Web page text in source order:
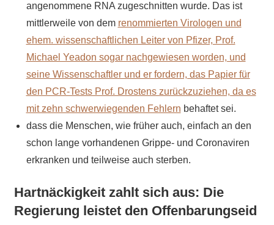
angenommene RNA zugeschnitten wurde. Das ist
mittlerweile von dem renommierten Virologen und
ehem. wissenschaftlichen Leiter von Pfizer, Prof.
Michael Yeadon sogar nachgewiesen worden, und
seine Wissenschaftler und er fordern, das Papier für
den PCR-Tests Prof. Drostens zurückzuziehen, da es
mit zehn schwerwiegenden Fehlern behaftet sei.
dass die Menschen, wie früher auch, einfach an den
schon lange vorhandenen Grippe- und Coronaviren
erkranken und teilweise auch sterben.
Hartnäckigkeit zahlt sich aus: Die
Regierung leistet den Offenbarungseid